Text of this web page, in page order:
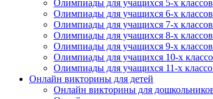
Олимпиады для учащихся 5-х классов
Олимпиады для учащихся 6-х классов
Олимпиады для учащихся 7-х классов
Олимпиады для учащихся 8-х классов
Олимпиады для учащихся 9-х классов
Олимпиады для учащихся 10-х
Олимпиады для учащихся 11-х
Онлайн викторины для детей
Онлайн викторины для